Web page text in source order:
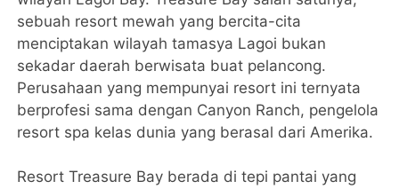
sebuah resort mewah yang bercita-cita
menciptakan wilayah tamasya Lagoi bukan
sekadar daerah berwisata buat pelancong.
Perusahaan yang mempunyai resort ini ternyata
berprofesi sama dengan Canyon Ranch, pengelola
resort spa kelas dunia yang berasal dari Amerika.
Resort Treasure Bay berada di tepi pantai yang